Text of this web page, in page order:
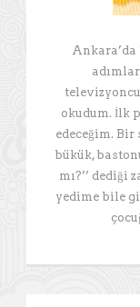
Ankara’da
okudum. İlk
edeceğim.
bükük,
mı?’’ dediği
yedime bile